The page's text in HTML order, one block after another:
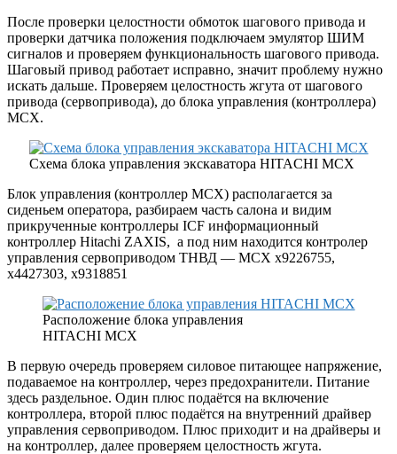
После проверки целостности обмоток шагового привода и
проверки датчика положения подключаем эмулятор ШИМ
сигналов и проверяем функциональность шагового привода.
Шаговый привод работает исправно, значит проблему нужно
искать дальше. Проверяем целостность жгута от шагового
привода (сервопривода), до блока управления (контроллера)
MCX.
Схема блока управления экскаватора HITACHI MCX
Блок управления (контроллер MCX) располагается за
сиденьем оператора, разбираем часть салона и видим
прикрученные контроллеры ICF информационный
контроллер Hitachi ZAXIS, а под ним находится контролер
управления сервоприводом ТНВД — MCX x9226755,
x4427303, x9318851
Расположение блока управления
HITACHI MCX
В первую очередь проверяем силовое питающее напряжение,
подаваемое на контроллер, через предохранители. Питание
здесь раздельное. Один плюс подаётся на включение
контроллера, второй плюс подаётся на внутренний драйвер
управления сервоприводом. Плюс приходит и на драйверы и
на контроллер, далее проверяем целостность жгута.